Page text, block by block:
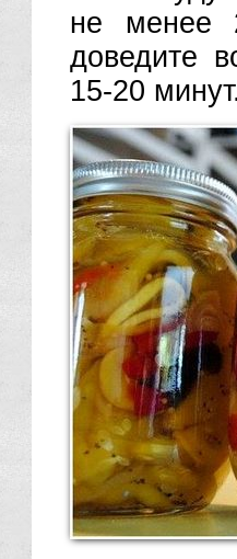
не менее
доведите
15-20